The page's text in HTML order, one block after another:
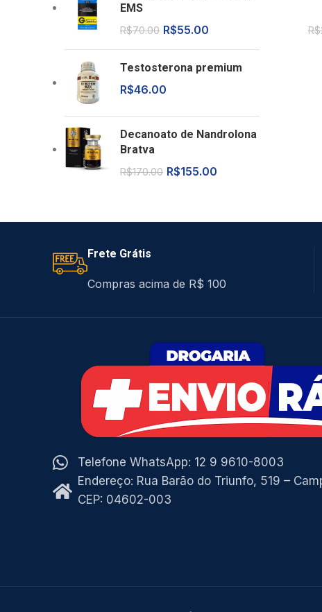
EMS
R$70.00 R$55.00
Testosterona premium
R$46.00
Decanoato de Nandrolona
Bratva
R$170.00 R$155.00
R$
Frete Grátis
Compras acima de R$ 100
Telefone WhatsApp: 12 9 9610-8003
Endereço: Rua Barão do Triunfo, 519 –
CEP: 04602-003